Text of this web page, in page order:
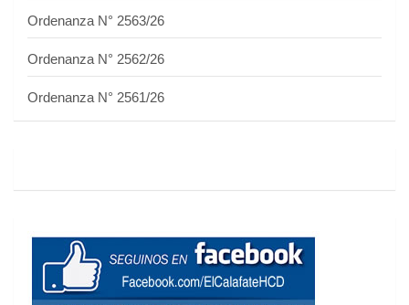
Ordenanza N° 2563/26
Ordenanza N° 2562/26
Ordenanza N° 2561/26